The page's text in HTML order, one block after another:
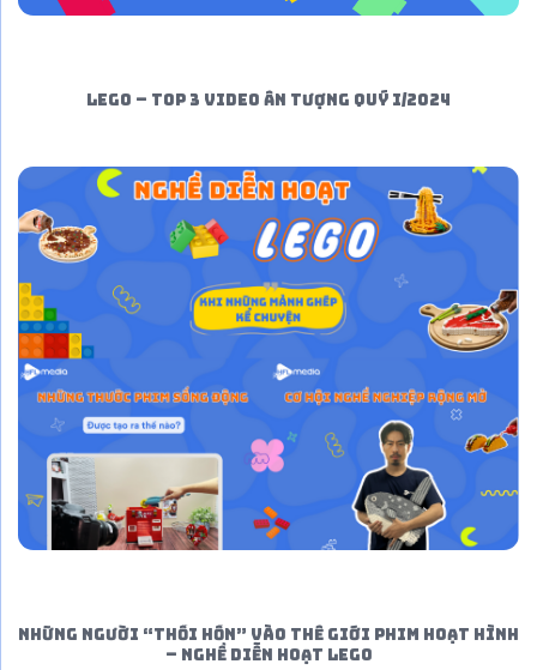
LEGO – TOP 3 VIDEO ẤN TƯỢNG QUÝ I/2024
NHỮNG NGƯỜI “THỔI HỒN” VÀO THẾ GIỚI PHIM HOẠT HÌNH
– NGHỀ DIỄN HOẠT LEGO